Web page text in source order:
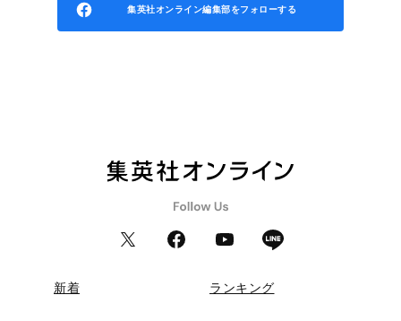
集英社オンライン編集部をフォローする
新着 ランキング